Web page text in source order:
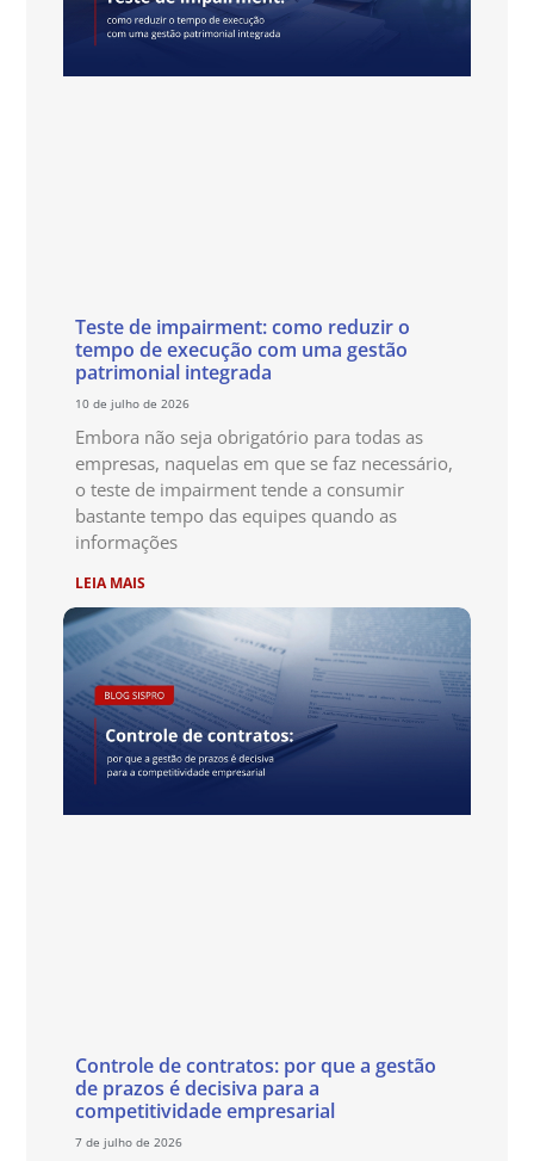
Teste de impairment: como reduzir o
tempo de execução com uma gestão
patrimonial integrada
10 de julho de 2026
Embora não seja obrigatório para todas as
empresas, naquelas em que se faz necessário,
o teste de impairment tende a consumir
bastante tempo das equipes quando as
informações
LEIA MAIS
Controle de contratos: por que a gestão
de prazos é decisiva para a
competitividade empresarial
7 de julho de 2026